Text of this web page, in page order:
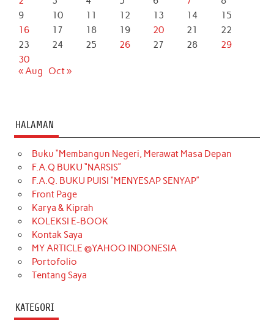
9
10 11 12 13 14
15
16
17 18 19 20 21
22
23
24 25 26 27 28
29
30
« Aug
Oct »
HALAMAN
Buku “Membangun Negeri, Merawat Masa Depan
F.A.Q BUKU “NARSIS”
F.A.Q. BUKU PUISI “MENYESAP SENYAP”
Front Page
Karya & Kiprah
KOLEKSI E-BOOK
Kontak Saya
MY ARTICLE @YAHOO INDONESIA
Portofolio
Tentang Saya
KATEGORI